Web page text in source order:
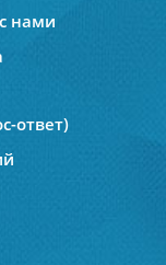
нами
ответ)